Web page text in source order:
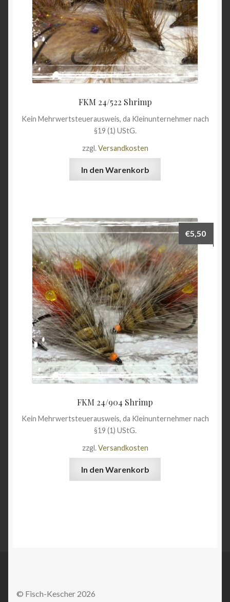
FKM 24/522 Shrimp
Kein Mehrwertsteuerausweis, da Kleinunternehmer nach
§19 (1) UStG.
zzgl.Versandkosten
In den Warenkorb
FKM 24/904 Shrimp
€5,50
Kein Mehrwertsteuerausweis, da Kleinunternehmer nach
§19 (1) UStG.
zzgl.Versandkosten
In den Warenkorb
© Fisch-Kescher 2026